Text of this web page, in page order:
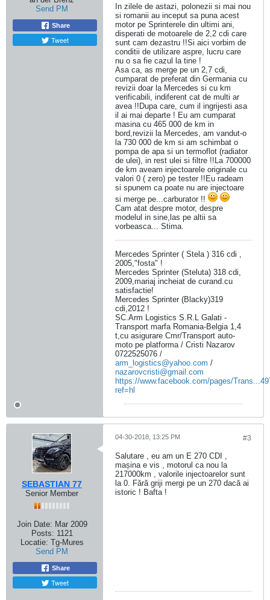
Send PM
Share
Tweet
In zilele de astazi, polonezii si mai nou
si romanii au inceput sa puna acest
motor pe Sprinterele din ultimi ani,
disperati de motoarele de 2,2 cdi care
sunt cam dezastru !!Si aici vorbim de
conditii de utilizare aspre, lucru care
nu o sa fie cazul la tine !
Asa ca, as merge pe un 2,7 cdi,
cumparat de preferat din Germania cu
revizii doar la Mercedes si cu km
verificabili, indiferent cat de multi ar
avea !!Dupa care, cum il ingrijesti asa
il ai mai departe ! Eu am cumparat
masina cu 465 000 de km in
bord,revizii la Mercedes, am vandut-o
la 730 000 de km si am schimbat o
pompa de apa si un termoflot (radiator
de ulei), in rest ulei si filtre !!La 700000
de km aveam injectoarele originale cu
valori 0 ( zero) pe tester !!Eu radeam
si spunem ca poate nu are injectoare
si merge pe...carburator !!
Cam atat despre motor, despre
modelul in sine,las pe altii sa
vorbeasca... Stima.
Mercedes Sprinter ( Stela ) 316 cdi ,
2005,"fosta" !
Mercedes Sprinter (Steluta) 318 cdi,
2009,mariaj incheiat de curand.cu
satisfactie!
Mercedes Sprinter (Blacky)319
cdi,2012 !
SC.Arm Logistics S.R.L Galati -
Transport marfa Romania-Belgia 1,4
t,cu asigurare Cmr/Transport auto-
moto pe platforma / Cristi Nazarov
0722525076 /
arm_logistics@yahoo.com /
nazarovcristi@gmail.com
https://www.facebook.com/pages/
ref=hl
SEBASTIAN 77
Senior Member
Join Date: Mar 2009
Posts: 1121
Locatie: Tg-Mures
Send PM
Share
Tweet
#3
04-30-2018, 13:25 PM
Salutare , eu am un E 270 CDI ,
mașina e vis , motorul ca nou la
217000km , valorile injectoarelor sunt
la 0. Fără griji mergi pe un 270 dacă ai
istoric ! Bafta !